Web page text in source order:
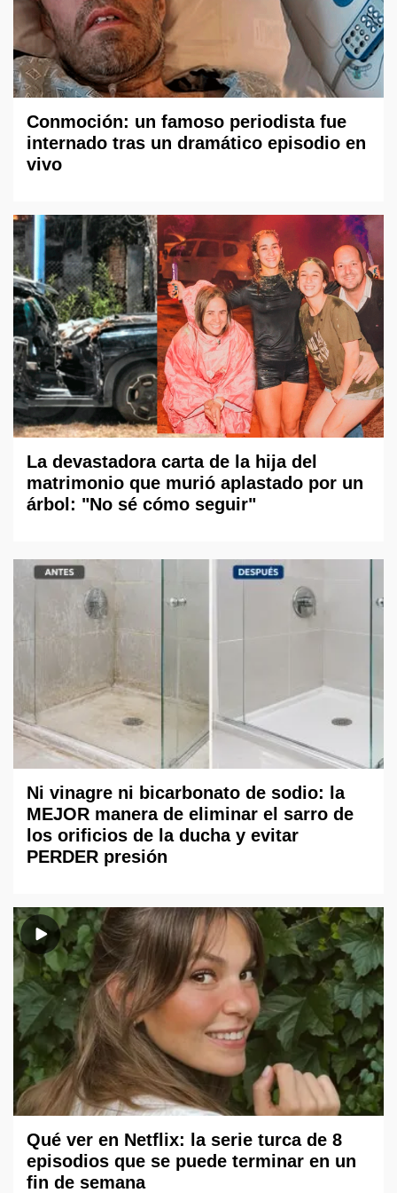
Conmoción: un famoso periodista fue
internado tras un dramático episodio en
vivo
La devastadora carta de la hija del
matrimonio que murió aplastado por un
árbol: "No sé cómo seguir"
Ni vinagre ni bicarbonato de sodio: la
MEJOR manera de eliminar el sarro de
los orificios de la ducha y evitar
PERDER presión
Qué ver en Netflix: la serie turca de 8
episodios que se puede terminar en un
fin de semana